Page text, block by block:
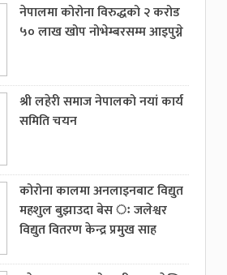
नेपालमा कोरोना विरुद्धको २ करोड
५० लाख खोप नोभेम्बरसम्म आइपुग्ने
श्री लहेरी समाज नेपालको नयां कार्य
समिति चयन
कोरोना कालमा अनलाइनबाट विद्युत
महशुल बुझाउदा बेस ः जलेश्वर
विद्युत वितरण केन्द्र प्रमुख साह